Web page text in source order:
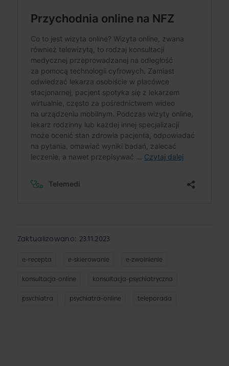
Zaktualizowano: 23.11.2023
e-recepta e-skierowanie e-zwolnienie
konsultacja-online konsultacja-psychiatryczna
psychiatra psychiatra-online teleporada